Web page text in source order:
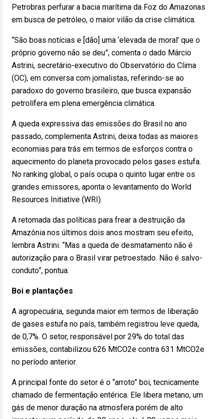
Petrobras perfurar a bacia marítima da Foz do Amazonas
em busca de petróleo, o maior vilão da crise climática.
“São boas notícias e [dão] uma ‘elevada de moral’ que o
próprio governo não se deu”, comenta o dado Márcio
Astrini, secretário-executivo do Observatório do Clima
(OC), em conversa com jornalistas, referindo-se ao
paradoxo do governo brasileiro, que busca expansão
petrolífera em plena emergência climática.
A queda expressiva das emissões do Brasil no ano
passado, complementa Astrini, deixa todas as maiores
economias para trás em termos de esforços contra o
aquecimento do planeta provocado pelos gases estufa.
No ranking global, o país ocupa o quinto lugar entre os
grandes emissores, aponta o levantamento do World
Resources Initiative (WRI).
A retomada das políticas para frear a destruição da
Amazônia nos últimos dois anos mostram seu efeito,
lembra Astrini. “Mas a queda de desmatamento não é
autorização para o Brasil virar petroestado. Não é salvo-
conduto”, pontua.
Boi e plantações
A agropecuária, segunda maior em termos de liberação
de gases estufa no país, também registrou leve queda,
de 0,7%. O setor, responsável por 29% do total das
emissões, contabilizou 626 MtCO2e contra 631 MtCO2e
no período anterior.
A principal fonte do setor é o “arroto” boi, tecnicamente
chamado de fermentação entérica. Ele libera metano, um
gás de menor duração na atmosfera porém de alto